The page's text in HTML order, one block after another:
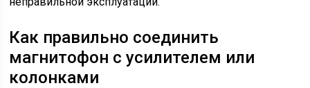
Как правильно соединить
магнитофон с усилителем или
колонками